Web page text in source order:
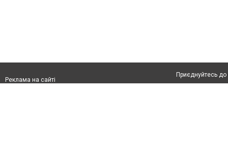
Реклама на сайті
Приєднуйтесь до